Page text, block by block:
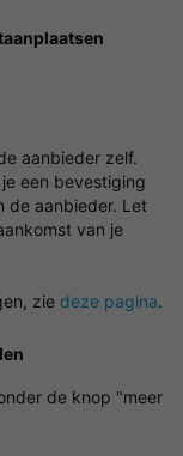
aanbieder zelf.
een bevestiging
de aanbieder. Let
van je
zie deze pagina.
de knop "meer